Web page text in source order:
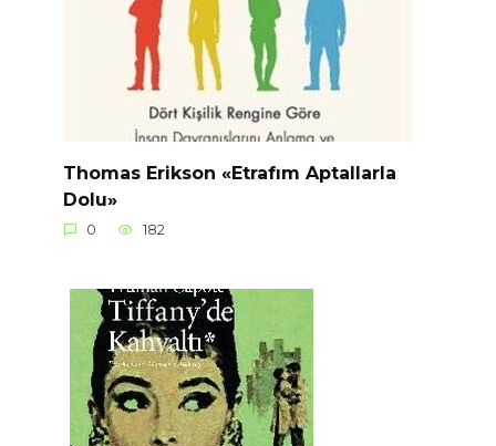
Thomas Erikson «Etrafım Aptallarla
Dolu»
0 182